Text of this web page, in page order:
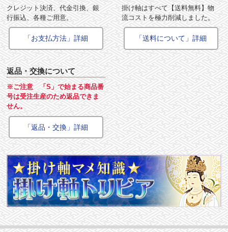
クレジット決済、代金引換、銀
行振込、各種ご用意。
「お支払方法」詳細
掛け軸はすべて【送料無料】物
流コストを極力削減しました。
「送料について」詳細
返品・交換について
※ご注意 「S」で始まる商品番
号は受注生産のため返品できま
せん。
「返品・交換」詳細